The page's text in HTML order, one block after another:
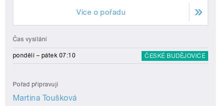
Více o pořadu
Čas vysílání
pondělí – pátek 07:10 ČESKÉ BUDĚJOVICE
Pořad připravují
Martina Toušková